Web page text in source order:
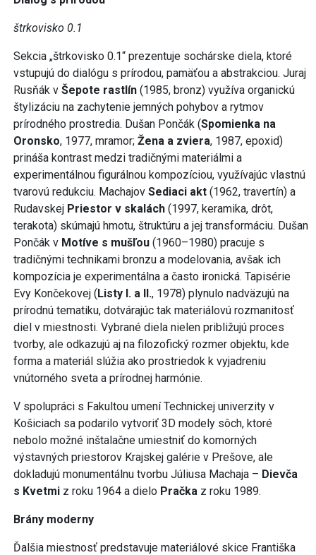
štrkovisko 0.1
Sekcia „štrkovisko 0.1“ prezentuje sochárske diela, ktoré
vstupujú do dialógu s prírodou, pamäťou a abstrakciou. Juraj
Rusňák v Šepote rastlín (1985, bronz) využíva organickú
štylizáciu na zachytenie jemných pohybov a rytmov
prírodného prostredia. Dušan Pončák (Spomienka na
Oronsko, 1977, mramor; Žena a zviera, 1987, epoxid)
prináša kontrast medzi tradičnými materiálmi a
experimentálnou figurálnou kompozíciou, využívajúc vlastnú
tvarovú redukciu. Machajov Sediaci akt (1962, travertín) a
Rudavskej Priestor v skalách (1997, keramika, drôt,
terakota) skúmajú hmotu, štruktúru a jej transformáciu. Dušan
Pončák v Motíve s mušľou (1960–1980) pracuje s
tradičnými technikami bronzu a modelovania, avšak ich
kompozícia je experimentálna a často ironická. Tapisérie
Evy Končekovej (Listy I. a II., 1978) plynulo nadväzujú na
prírodnú tematiku, dotvárajúc tak materiálovú rozmanitosť
diel v miestnosti. Vybrané diela nielen približujú proces
tvorby, ale odkazujú aj na filozofický rozmer objektu, kde
forma a materiál slúžia ako prostriedok k vyjadreniu
vnútorného sveta a prírodnej harmónie.
V spolupráci s Fakultou umení Technickej univerzity v
Košiciach sa podarilo vytvoriť 3D modely sôch, ktoré
nebolo možné inštalačne umiestniť do komorných
výstavných priestorov Krajskej galérie v Prešove, ale
dokladujú monumentálnu tvorbu Júliusa Machaja – Dievča
s Kvetmi z roku 1964 a dielo Pračka z roku 1989.
Brány moderny
Ďalšia miestnosť predstavuje materiálové skice Františka